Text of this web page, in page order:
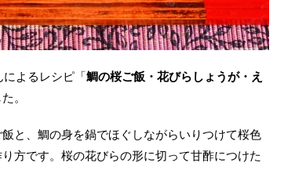
よるレシピ「鯛の桜ご飯・花びらしょうが・え
。
と、鯛の身を鍋でほぐしながらいりつけて桜色
方です。桜の花びらの形に切って甘酢につけた